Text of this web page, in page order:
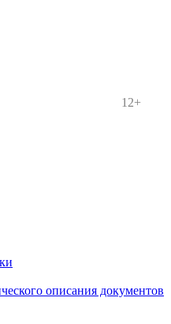
12+
описания документов